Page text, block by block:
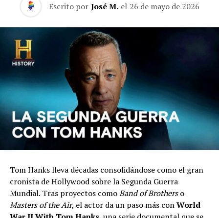
Escrito por José M. el 26 de mayo de 2026
Tom Hanks lleva décadas consolidándose como el gran
cronista de Hollywood sobre la Segunda Guerra
Mundial. Tras proyectos comoBand of Brotherso
Masters of the Air, el actor da un paso más conWorld